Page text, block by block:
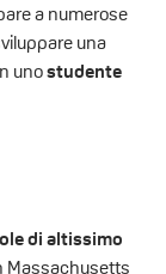
a numerose
una
unostudente
di altissimo
Massachusetts